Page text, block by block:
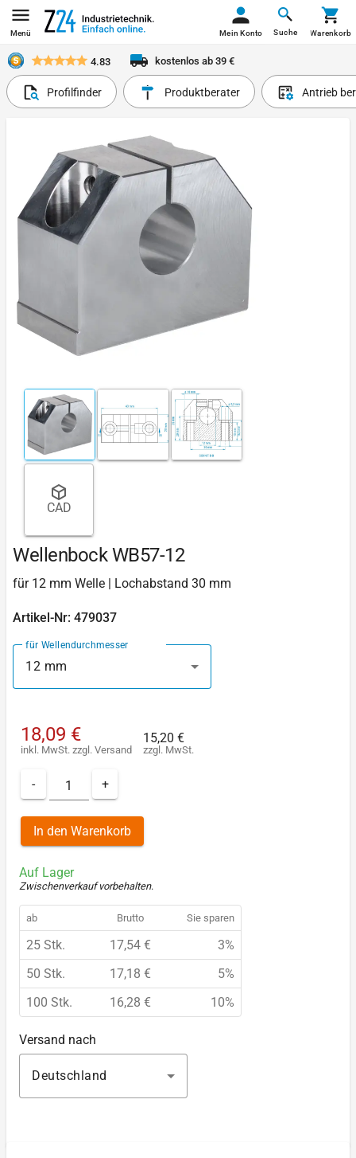
Menü Suche
Mein Konto Warenkorb
4.83 kostenlos ab 39 €
Profilfinder Produktberater Antrieb
CAD
Wellenbock WB57-12
für 12 mm Welle | Lochabstand 30 mm
Artikel-Nr: 479037
für Wellendurchmesser
12 mm
18,09 €
inkl. MwSt. zzgl. Versand
15,20 €
zzgl. MwSt.
- +
In den Warenkorb
Auf Lager
Zwischenverkauf vorbehalten.
ab Brutto Sie sparen
25 Stk. 17,54 €
3%
50 Stk.
17,18 €
5%
100 Stk.
16,28 € 10%
Versand nach
Deutschland